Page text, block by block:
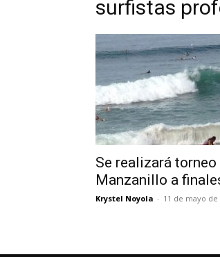
surfistas
Se realizará
Manzanillo a
Krystel Noyola - 11 de mayo de